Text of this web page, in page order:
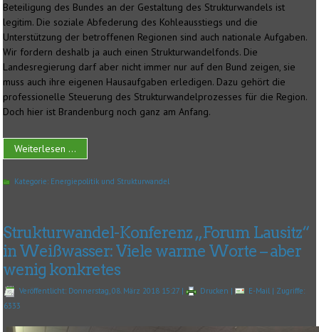
Beteiligung des Bundes an der Gestaltung des Strukturwandels ist
legitim. Die soziale Abfederung des Kohleausstiegs und die
Unterstützung der betroffenen Regionen sind auch nationale Aufgaben.
Wir fordern deshalb ja auch einen Strukturwandelfonds. Die
Landesregierung darf aber nicht immer nur auf den Bund zeigen, sie
muss auch ihre eigenen Hausaufgaben erledigen. Dazu gehört die
professionelle Steuerung des Strukturwandelprozesses für die Region.
Doch hier ist Brandenburg noch ganz am Anfang.
Weiterlesen ...
Kategorie: Energiepolitik und Strukturwandel
Strukturwandel-Konferenz „Forum Lausitz“
in Weißwasser: Viele warme Worte – aber
wenig konkretes
Veröffentlicht: Donnerstag, 08. März 2018 15:27 | Drucken | E-Mail | Zugriffe:
6333